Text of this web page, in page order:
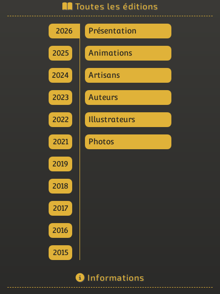
Toutes les éditions
2026
2025
2024
2023
2022
2021
2019
2018
2017
2016
2015
Présentation
Animations
Artisans
Auteurs
Illustrateurs
Photos
Informations